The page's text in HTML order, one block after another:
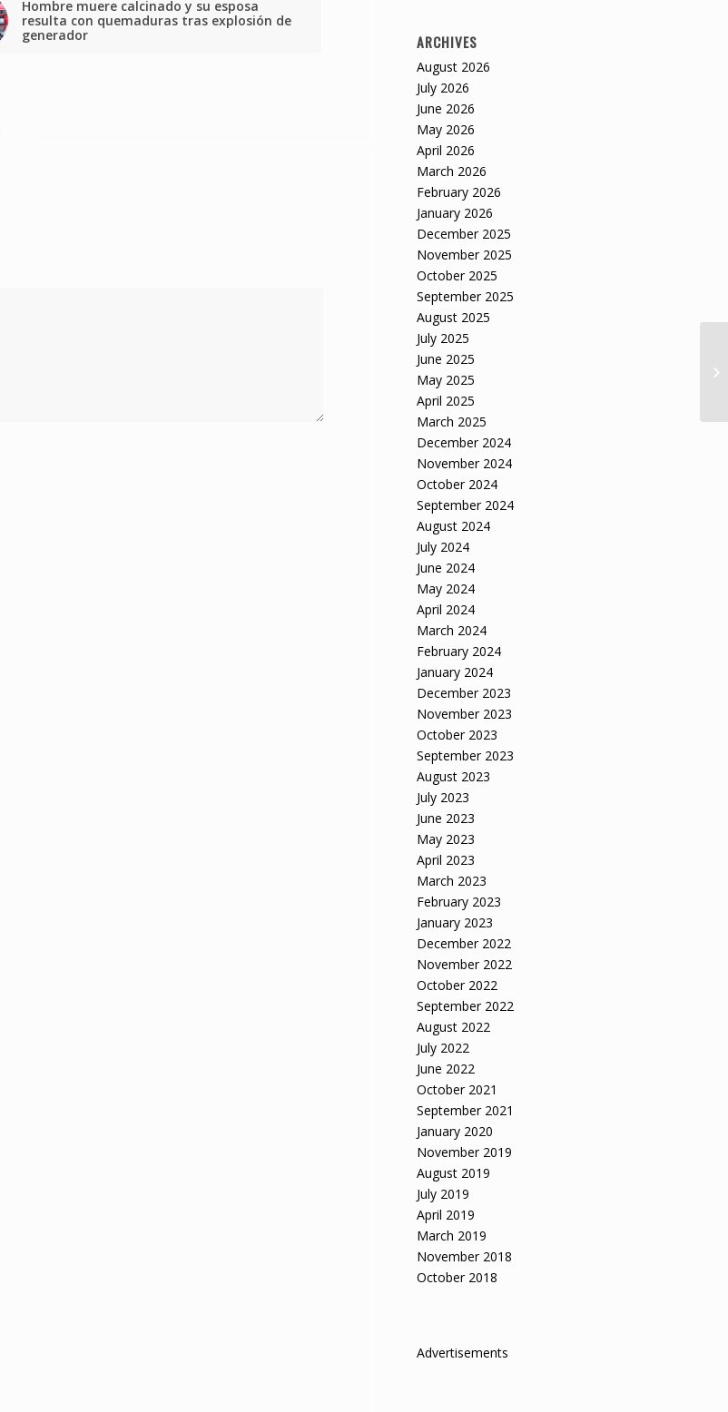
Hombre muere calcinado y su esposa
resulta con quemaduras tras explosión de
generador
ARCHIVES
August 2026
July 2026
June 2026
May 2026
April 2026
March 2026
February 2026
January 2026
December 2025
November 2025
October 2025
September 2025
August 2025
July 2025
June 2025
May 2025
April 2025
March 2025
December 2024
November 2024
October 2024
September 2024
August 2024
July 2024
June 2024
May 2024
April 2024
March 2024
February 2024
January 2024
December 2023
November 2023
October 2023
September 2023
August 2023
July 2023
June 2023
May 2023
April 2023
March 2023
February 2023
January 2023
December 2022
November 2022
October 2022
September 2022
August 2022
July 2022
June 2022
October 2021
September 2021
January 2020
November 2019
August 2019
July 2019
April 2019
March 2019
November 2018
October 2018
Advertisements